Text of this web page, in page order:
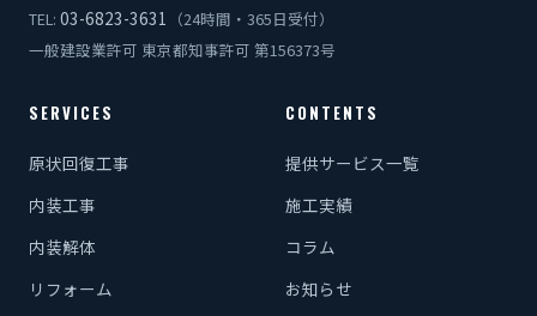
TEL: 03-6823-3631
（24時間・365日受付）
一般建設業許可 東京都知事許可 第156373号
SERVICES
原状回復工事
内装工事
内装解体
リフォーム
CONTENTS
提供サービス一覧
施工実績
コラム
お知らせ